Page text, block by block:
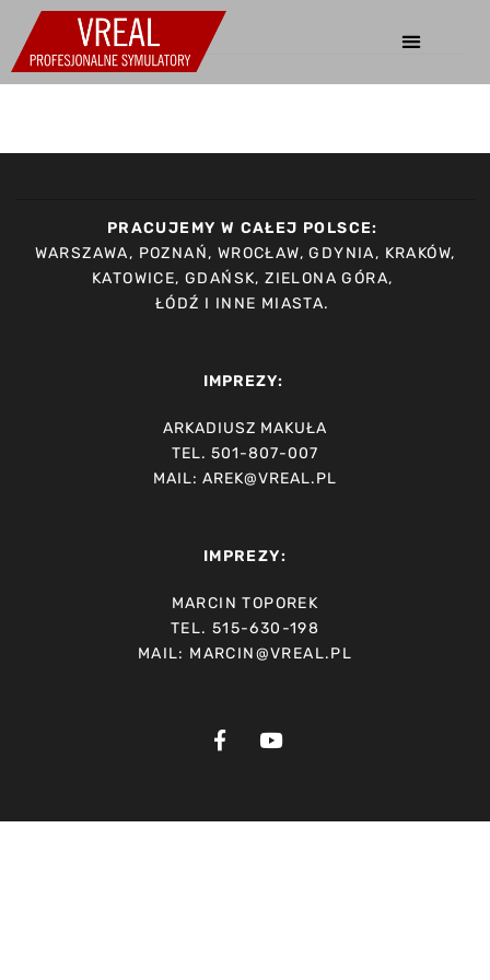
PRACUJEMY W CAŁEJ POLSCE:
WARSZAWA, POZNAŃ, WROCŁAW, GDYNIA, KRAKÓW,
KATOWICE, GDAŃSK, ZIELONA GÓRA,
ŁÓDŹ I INNE MIASTA.
IMPREZY:
ARKADIUSZ MAKUŁA
TEL. 501-807-007
MAIL: AREK@VREAL.PL
IMPREZY:
MARCIN TOPOREK
TEL. 515-630-198
MAIL: MARCIN@VREAL.PL